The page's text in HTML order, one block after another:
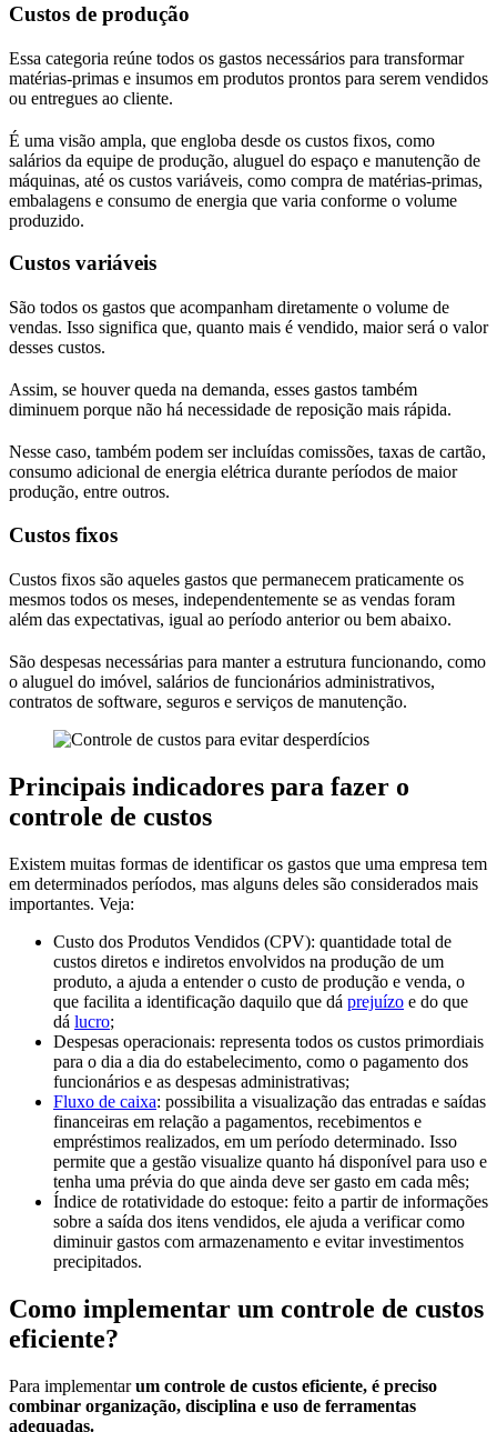
Custos de produção
Essa categoria reúne todos os gastos necessários para transformar
matérias-primas e insumos em produtos prontos para serem vendidos
ou entregues ao cliente.
É uma visão ampla, que engloba desde os custos fixos, como
salários da equipe de produção, aluguel do espaço e manutenção de
máquinas, até os custos variáveis, como compra de matérias-primas,
embalagens e consumo de energia que varia conforme o volume
produzido.
Custos variáveis
São todos os gastos que acompanham diretamente o volume de
vendas. Isso significa que, quanto mais é vendido, maior será o valor
desses custos.
Assim, se houver queda na demanda, esses gastos também
diminuem porque não há necessidade de reposição mais rápida.
Nesse caso, também podem ser incluídas comissões, taxas de cartão,
consumo adicional de energia elétrica durante períodos de maior
produção, entre outros.
Custos fixos
Custos fixos são aqueles gastos que permanecem praticamente os
mesmos todos os meses, independentemente se as vendas foram
além das expectativas, igual ao período anterior ou bem abaixo.
São despesas necessárias para manter a estrutura funcionando, como
o aluguel do imóvel, salários de funcionários administrativos,
contratos de software, seguros e serviços de manutenção.
Principais indicadores para fazer o
controle de custos
Existem muitas formas de identificar os gastos que uma empresa tem
em determinados períodos, mas alguns deles são considerados mais
importantes. Veja:
Custo dos Produtos Vendidos (CPV): quantidade total de
custos diretos e indiretos envolvidos na produção de um
produto, a ajuda a entender o custo de produção e venda, o
que facilita a identificação daquilo que dá prejuízo e do que
dá lucro;
Despesas operacionais: representa todos os custos primordiais
para o dia a dia do estabelecimento, como o pagamento dos
funcionários e as despesas administrativas;
Fluxo de caixa: possibilita a visualização das entradas e saídas
financeiras em relação a pagamentos, recebimentos e
empréstimos realizados, em um período determinado. Isso
permite que a gestão visualize quanto há disponível para uso e
tenha uma prévia do que ainda deve ser gasto em cada mês;
Índice de rotatividade do estoque: feito a partir de informações
sobre a saída dos itens vendidos, ele ajuda a verificar como
diminuir gastos com armazenamento e evitar investimentos
precipitados.
Como implementar um controle de custos
eficiente?
Para implementarum controle de custos eficiente, é preciso
combinar organização, disciplina e uso de ferramentas
adequadas.